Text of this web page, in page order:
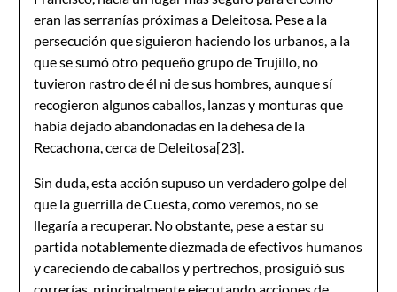
eran las serranías próximas a Deleitosa. Pese a la
persecución que siguieron haciendo los urbanos, a la
que se sumó otro pequeño grupo de Trujillo, no
tuvieron rastro de él ni de sus hombres, aunque sí
recogieron algunos caballos, lanzas y monturas que
había dejado abandonadas en la dehesa de la
Recachona, cerca de Deleitosa[23].
Sin duda, esta acción supuso un verdadero golpe del
que la guerrilla de Cuesta, como veremos, no se
llegaría a recuperar. No obstante, pese a estar su
partida notablemente diezmada de efectivos humanos
y careciendo de caballos y pertrechos, prosiguió sus